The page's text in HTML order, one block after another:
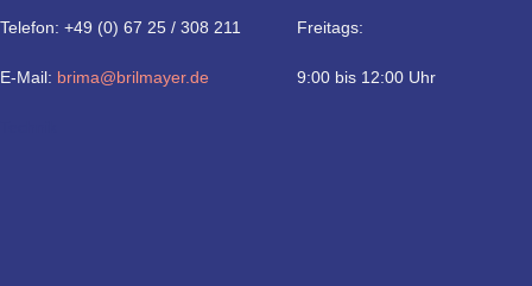
Telefon: +49 (0) 67 25 / 308 211
E-Mail: brima@brilmayer.de
Freitags:
9:00 bis 12:00 Uhr